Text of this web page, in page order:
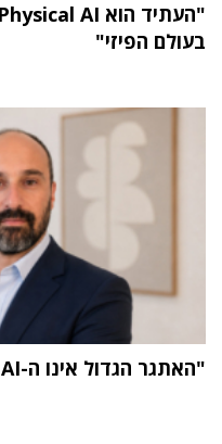
בעולם הפיזי"
"האתגר הגדול אינו ה-AI אלא הטמעתה בארגון"